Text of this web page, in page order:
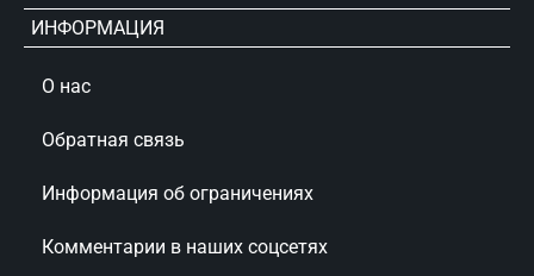
ИНФОРМАЦИЯ
О нас
Обратная связь
Информация об ограничениях
Комментарии в наших соцсетях